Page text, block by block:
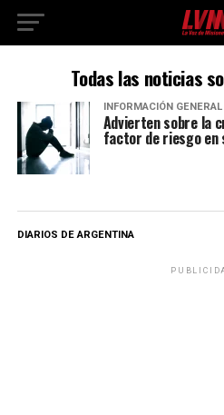
Todas las noticias
INFORMACIÓN GENERAL
Advierten sobre la
factor de riesgo en
DIARIOS DE ARGENTINA